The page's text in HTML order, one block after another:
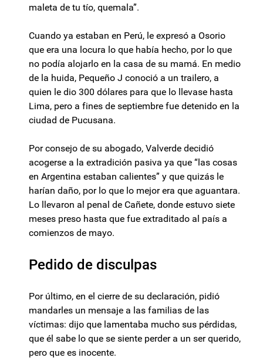
maleta de tu tío, quemala”.
Cuando ya estaban en Perú, le expresó a Osorio
que era una locura lo que había hecho, por lo que
no podía alojarlo en la casa de su mamá. En medio
de la huida, Pequeño J conoció a un trailero, a
quien le dio 300 dólares para que lo llevase hasta
Lima, pero a fines de septiembre fue detenido en la
ciudad de Pucusana.
Por consejo de su abogado, Valverde decidió
acogerse a la extradición pasiva ya que “las cosas
en Argentina estaban calientes” y que quizás le
harían daño, por lo que lo mejor era que aguantara.
Lo llevaron al penal de Cañete, donde estuvo siete
meses preso hasta que fue extraditado al país a
comienzos de mayo.
Pedido de disculpas
Por último, en el cierre de su declaración, pidió
mandarles un mensaje a las familias de las
víctimas: dijo que lamentaba mucho sus pérdidas,
que él sabe lo que se siente perder a un ser querido,
pero que es inocente.